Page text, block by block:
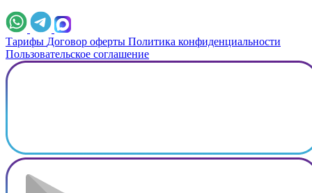
Тарифы Договор оферты Политика конфиденциальности
Пользовательское соглашение